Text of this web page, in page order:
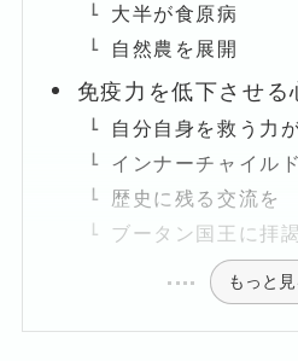
大半が食原病
自然農を展開
免疫力を低下させる
自分自身を救う力
インナーチャイルド
歴史に残る交流を
ブータン国王に拝謁
もっと見